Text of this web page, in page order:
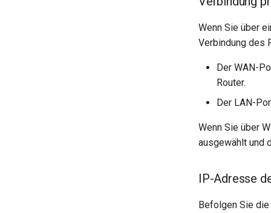
Wenn Sie über
Verbindung des
Der WAN-
Router.
Der LAN-
Wenn Sie über
ausgewählt und
IP-Adresse
Befolgen Sie